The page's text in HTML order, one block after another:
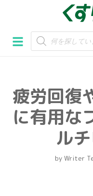
ン
テ
ス疲労回復
に有用な
ル
by Writer